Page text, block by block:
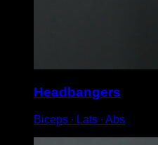
Headbangers
Biceps ∙ Lats ∙ Abs